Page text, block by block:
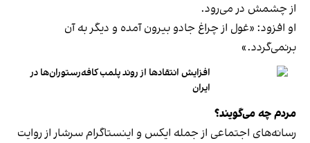
از چشمش در می‌رود.
او افزود: «غول از چراغ جادو بیرون آمده و دیگر به آن
برنمی‎‌گردد.»
افزایش انتقادها از روند پلمب کافه‌رستوران‌ها در
ایران
مردم چه می‌گویند؟
رسانه‎‌های اجتماعی از جمله ایکس و اینستاگرام سرشار از روایت